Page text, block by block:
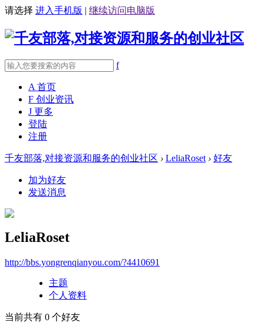
请选择 进入手机版 | 继续访问电脑版
f
A 首页
F 创业资讯
J 更多
登陆
注册
千友部落,对接资源和服务的创业社区 › LeliaRoset › 好友
加为好友
发送消息
LeliaRoset
http://bbs.yongrenqianyou.com/?4410691
主题
个人资料
当前共有 0 个好友